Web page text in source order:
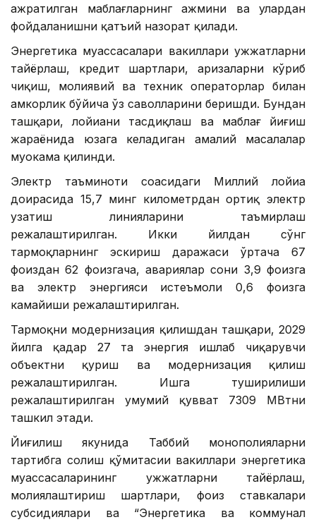
ажратилган маблағларнинг ҳажмини ва улардан
фойдаланишни қатъий назорат қилади.
Энергетика муассасалари вакиллари ҳужжатларни
тайёрлаш, кредит шартлари, аризаларни кўриб
чиқиш, молиявий ва техник операторлар билан
ҳамкорлик бўйича ўз саволларини беришди. Бундан
ташқари, лойиҳани тасдиқлаш ва маблағ йиғиш
жараёнида юзага келадиган амалий масалалар
муҳокама қилинди.
Электр таъминоти соҳасидаги Миллий лойиҳа
доирасида 15,7 минг километрдан ортиқ электр
узатиш линияларини таъмирлаш
режалаштирилган. Икки йилдан сўнг
тармоқларнинг эскириш даражаси ўртача 67
фоиздан 62 фоизгача, авариялар сони 3,9 фоизга
ва электр энергияси истеъмоли 0,6 фоизга
камайиши режалаштирилган.
Тармоқни модернизация қилишдан ташқари, 2029
йилга қадар 27 та энергия ишлаб чиқарувчи
объектни қуриш ва модернизация қилиш
режалаштирилган. Ишга туширилиши
режалаштирилган умумий қувват 7309 МВтни
ташкил этади.
Йиғилиш якунида Таббий монополияларни
тартибга солиш қўмитасии вакиллари энергетика
муассасаларининг ҳужжатларни тайёрлаш,
молиялаштириш шартлари, фоиз ставкалари
субсидиялари ва “Энергетика ва коммунал